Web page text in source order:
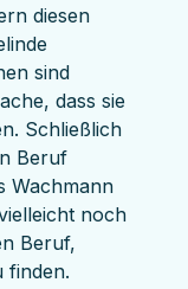
diesen
sind
dass sie
Schließlich
Beruf
Wachmann
noch
Beruf,
finden.